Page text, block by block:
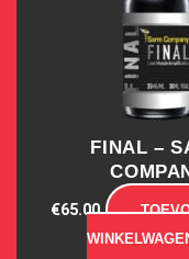
FINAL –
€65.00